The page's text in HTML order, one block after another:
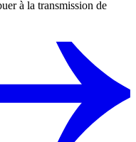
à la transmission de